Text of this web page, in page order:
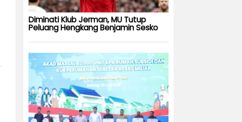
Diminati Klub Jerman, MU Tutup
Peluang Hengkang Benjamin Sesko